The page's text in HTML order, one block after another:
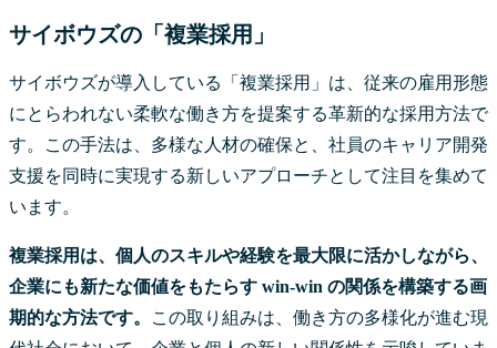
サイボウズの「複業採用」
サイボウズが導入している「複業採用」は、従来の雇用形態
にとらわれない柔軟な働き方を提案する革新的な採用方法で
す。この手法は、多様な人材の確保と、社員のキャリア開発
支援を同時に実現する新しいアプローチとして注目を集めて
います。
複業採用は、個人のスキルや経験を最大限に活かしながら、
企業にも新たな価値をもたらす win-win の関係を構築する画
期的な方法です。
この取り組みは、働き方の多様化が進む現